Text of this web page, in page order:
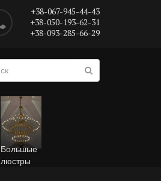
+38-067-945-44-43
+38-050-193-62-31
+38-093-285-66-29
Большые
люстры